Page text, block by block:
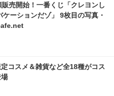
売開始！一番くじ「クレヨンし
ケーションだゾ」 9枚目の写真・
コスメ＆雑貨など全18種がコス